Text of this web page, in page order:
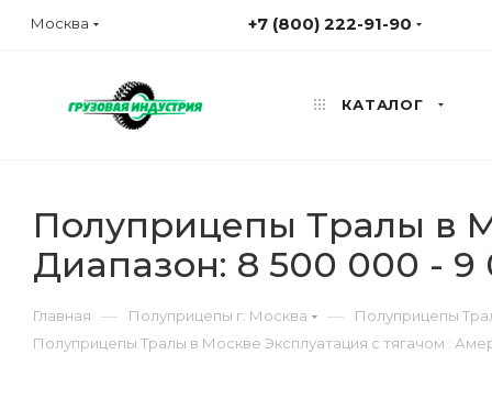
Москва +7 (800) 222-91-90
КАТАЛОГ
Полуприцепы Тралы в
Диапазон: 8 500 000 - 9
Главная — Полуприцепы г. Москва — Полуприцепы
Полуприцепы Тралы в Москве Эксплуатация с тягачом :